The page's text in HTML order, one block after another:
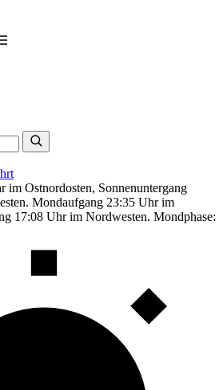
im Ostnordosten, Sonnenuntergang
Mondaufgang 23:35 Uhr im
17:08 Uhr im Nordwesten. Mondphase: